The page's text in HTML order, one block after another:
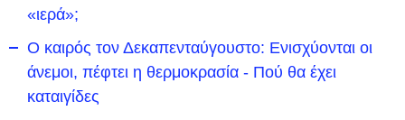
«ιερά»;
Ο καιρός τον Δεκαπενταύγουστο: Ενισχύονται οι
άνεμοι, πέφτει η θερμοκρασία - Πού θα έχει
καταιγίδες